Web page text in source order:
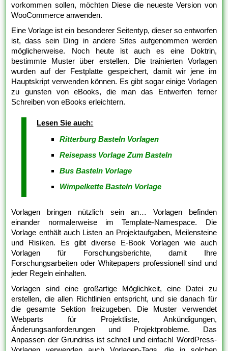
vorkommen sollen, möchten Diese die neueste Version von
WooCommerce anwenden.
Eine Vorlage ist ein besonderer Seitentyp, dieser so entworfen
ist, dass sein Ding in andere Sites aufgenommen werden
möglicherweise. Noch heute ist auch es eine Doktrin,
bestimmte Muster über erstellen. Die trainierten Vorlagen
wurden auf der Festplatte gespeichert, damit wir jene im
Hauptskript verwenden können. Es gibt sogar einige Vorlagen
zu gunsten von eBooks, die man das Entwerfen ferner
Schreiben von eBooks erleichtern.
Lesen Sie auch:
Ritterburg Basteln Vorlagen
Reisepass Vorlage Zum Basteln
Bus Basteln Vorlage
Wimpelkette Basteln Vorlage
Vorlagen bringen nützlich sein an… Vorlagen befinden
einander normalerweise im Template-Namespace. Die
Vorlage enthält auch Listen an Projektaufgaben, Meilensteine
und Risiken. Es gibt diverse E-Book Vorlagen wie auch
Vorlagen für Forschungsberichte, damit Ihre
Forschungsarbeiten oder Whitepapers professionell sind und
jeder Regeln einhalten.
Vorlagen sind eine großartige Möglichkeit, eine Datei zu
erstellen, die allen Richtlinien entspricht, und sie danach für
die gesamte Sektion freizugeben. Die Muster verwendet
Webparts für Projektliste, Ankündigungen,
Änderungsanforderungen und Projektprobleme. Das
Anpassen der Grundriss ist schnell und einfach! WordPress-